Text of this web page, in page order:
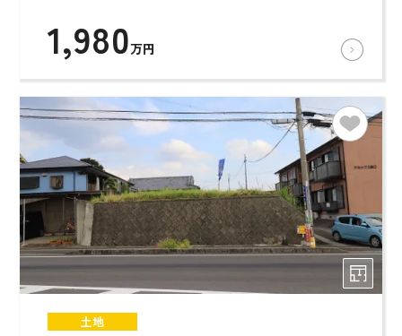
1,980万円
土地